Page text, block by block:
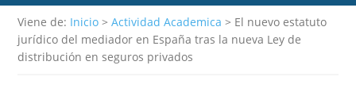
Viene de: Inicio>Actividad Academica > El nuevo estatuto
jurídico del mediador en España tras la nueva Ley de
distribución en seguros privados